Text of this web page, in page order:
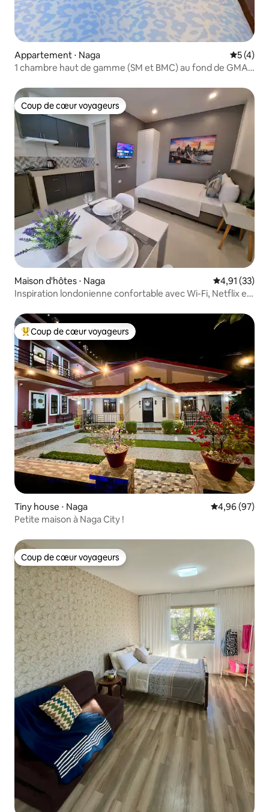
Appartement ⋅ Naga
5 (4)
1 chambre haut de gamme (SM et BMC) au fond de GMA,
Coup de cœur voyageurs
Coup de cœur voyageurs
Maison d'hôtes ⋅ Naga Évaluation
4,91 (33)
Inspiration londonienne confortable avec Wi-Fi, Netflix et
Coups de cœur voyageurs les plus appréciés
Coup de cœur voyageurs
Tiny house ⋅ Naga Évaluation
4,96 (97)
Petite maison à Naga City !
Coup de cœur voyageurs
Coup de cœur voyageurs